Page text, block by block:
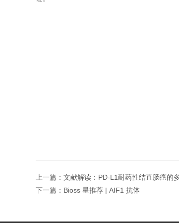
上一篇： 文献解读：PD-L1耐药性结直肠癌的
下一篇： Bioss 星推荐 | AIF1 抗体